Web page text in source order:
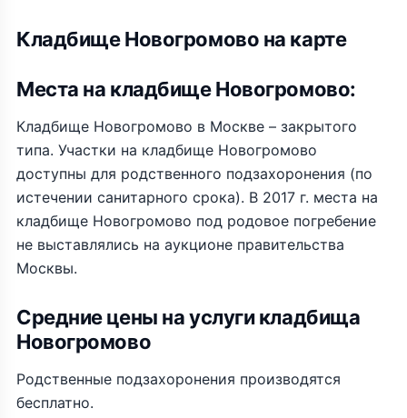
Кладбище Новогромово на карте
Места на кладбище Новогромово:
Кладбище Новогромово в Москве – закрытого
типа. Участки на кладбище Новогромово
доступны для родственного подзахоронения (по
истечении санитарного срока). В 2017 г. места на
кладбище Новогромово под родовое погребение
не выставлялись на аукционе правительства
Москвы.
Средние цены на услуги кладбища
Новогромово
Родственные подзахоронения производятся
бесплатно.